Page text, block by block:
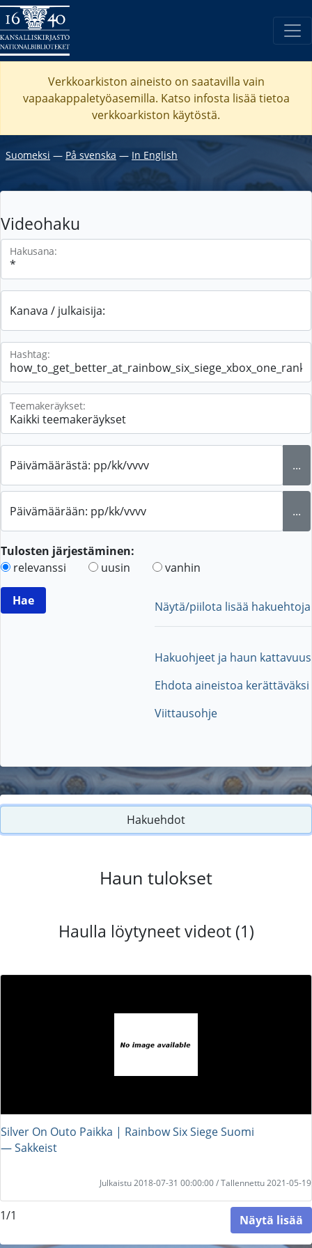
Verkkoarkiston aineisto on saatavilla vain
vapaakappaletyöasemilla. Katso infosta lisää tietoa
verkkoarkiston käytöstä.
Suomeksi ― På svenska ― In English
Videohaku
Hakusana:
Kanava / julkaisija:
Hashtag:
Teemakeräykset:
Päivämäärästä: pp/kk/vvvv ...
Päivämäärään: pp/kk/vvvv ...
Tulosten järjestäminen:
relevanssi
uusin vanhin
Näytä/piilota lisää hakuehtoja
Hakuohjeet ja haun kattavuus
Ehdota aineistoa kerättäväksi
Viittausohje
Hakuehdot
Haun tulokset
Haulla löytyneet videot (1)
Silver On Outo Paikka | Rainbow Six Siege Suomi
― Sakkeist
Julkaistu 2018-07-31 00:00:00 / Tallennettu 2021-05-19
1/1 Näytä lisää